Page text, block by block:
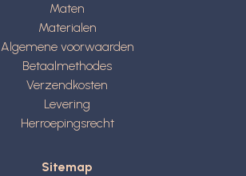
Maten
Materialen
Algemene voorwaarden
Betaalmethodes
Verzendkosten
Levering
Herroepingsrecht
Sitemap